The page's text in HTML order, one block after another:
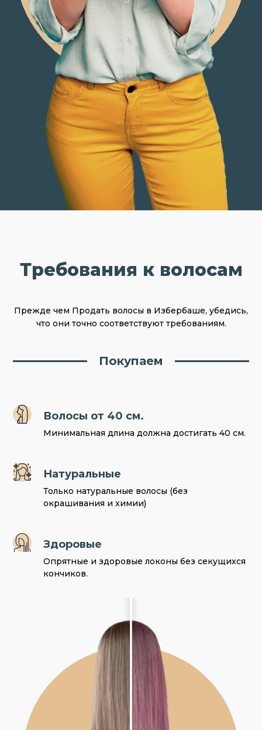
Требования к волосам
Прежде чем Продать волосы в Избербаше, убедись,
что они точно соответствуют требованиям.
Покупаем
Волосы от 40 см.
Минимальная длина должна достигать 40 см.
Натуральные
Только натуральные волосы (без
окрашивания и химии)
Здоровые
Опрятные и здоровые локоны без секущихся
кончиков.